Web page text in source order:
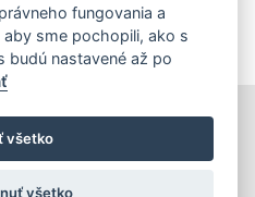
Processing
- Food Research Institute,
821 08 Bratislava
fungovania a
sme pochopili, ako s
budú nastavené až po
všetko
všetko